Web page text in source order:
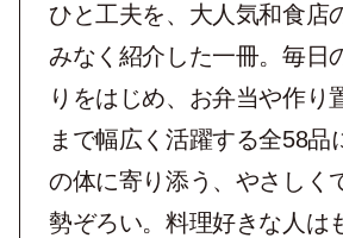
ひと工夫を、大人気和食店
みなく紹介した一冊。毎日
りをはじめ、お弁当や作り
まで幅広く活躍する全58品
の体に寄り添う、やさしく
勢ぞろい。料理好きな人は